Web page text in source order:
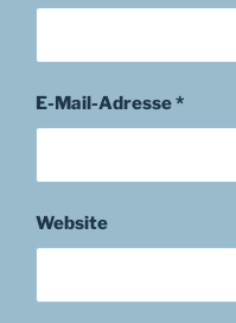
E-Mail-Adresse*
Website